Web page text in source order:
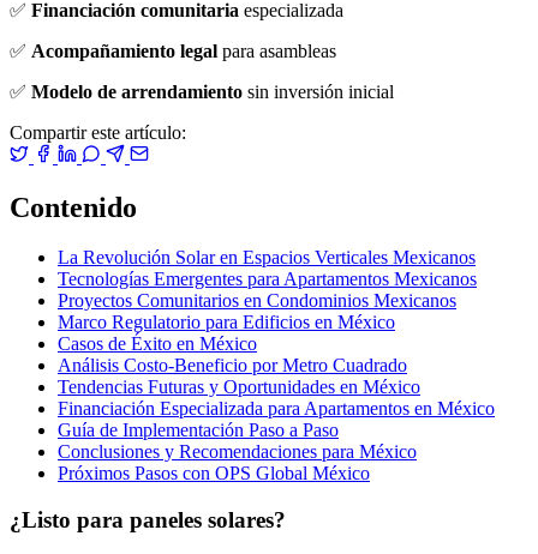
✅ Financiación comunitaria especializada
✅ Acompañamiento legal para asambleas
✅ Modelo de arrendamiento sin inversión inicial
Compartir este artículo:
Contenido
La Revolución Solar en Espacios Verticales Mexicanos
Tecnologías Emergentes para Apartamentos Mexicanos
Proyectos Comunitarios en Condominios Mexicanos
Marco Regulatorio para Edificios en México
Casos de Éxito en México
Análisis Costo-Beneficio por Metro Cuadrado
Tendencias Futuras y Oportunidades en México
Financiación Especializada para Apartamentos en México
Guía de Implementación Paso a Paso
Conclusiones y Recomendaciones para México
Próximos Pasos con OPS Global México
¿Listo para paneles solares?